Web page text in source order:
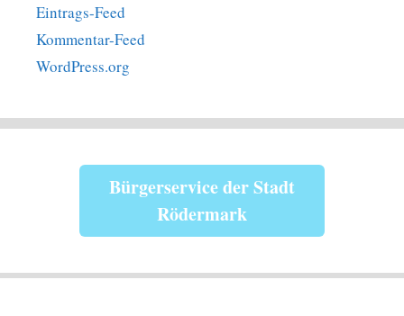
Eintrags-Feed
Kommentar-Feed
WordPress.org
Bürgerservice der Stadt
Rödermark